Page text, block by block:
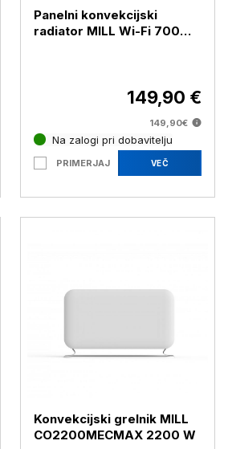
Panelni konvekcijski
radiator MILL Wi-Fi 700W
149,90 €
149,90€
Na zalogi pri dobavitelju
PRIMERJAJ VEČ
Konvekcijski grelnik MILL
CO2200MECMAX 2200 W